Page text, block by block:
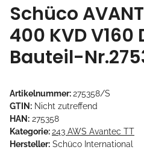
Schüco
400 KVD V160
Bauteil-
Artikelnummer:275358/S
GTIN: Nicht zutreffend
HAN: 275358
Kategorie:243 AWS Avantec TT
Hersteller: Schüco International